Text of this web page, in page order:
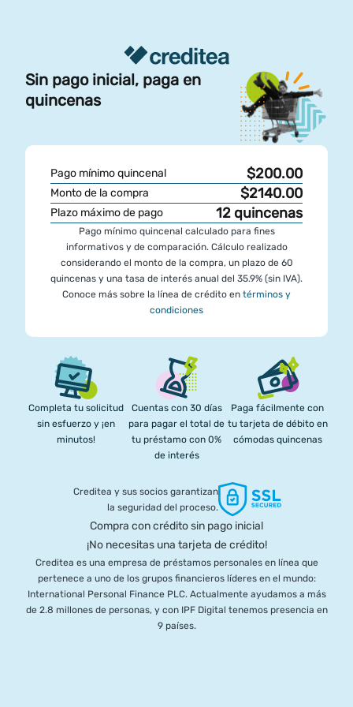
Sin pago inicial, paga en
quincenas
Pago mínimo quincenal $200.00
Monto de la compra $2140.00
Plazo máximo de pago 12 quincenas
Pago mínimo quincenal calculado para fines
informativos y de comparación. Cálculo realizado
considerando el monto de la compra, un plazo de 60
quincenas y una tasa de interés anual del 35.9% (sin IVA).
Conoce más sobre la línea de crédito en términos y
condiciones
Completa tu solicitud
sin esfuerzo y ¡en
minutos!
Cuentas con 30 días
para pagar el total de
tu préstamo con 0%
de interés
Paga fácilmente con
tu tarjeta de débito en
cómodas quincenas
Creditea y sus socios garantizan
la seguridad del proceso.
Compra con crédito sin pago inicial
¡No necesitas una tarjeta de crédito!
Creditea es una empresa de préstamos personales en línea que
pertenece a uno de los grupos financieros líderes en el mundo:
International Personal Finance PLC. Actualmente ayudamos a más
de 2.8 millones de personas, y con IPF Digital tenemos presencia en
9 países.